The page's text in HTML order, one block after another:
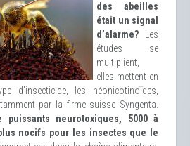
des abeilles
était un signal
d’alarme? Les
études se
multiplient,
elles mettent en
d’insecticide, les néonicotinoïdes,
par la firme suisse Syngenta.
puissants neurotoxiques, 5000 à
nocifs pour les insectes que le